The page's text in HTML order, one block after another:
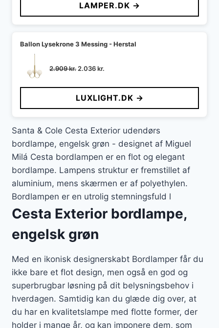
var:
1.399 kr..
er:
952 kr..
LAMPER.DK →
Ballon Lysekrone 3 Messing - Herstal
2.909kr. Den
pris
var:
2.909 kr..
2.036kr.
pris
er:
2.036 kr..
LUXLIGHT.DK →
Santa & Cole Cesta Exterior udendørs
bordlampe, engelsk grøn - designet af Miguel
Milá Cesta bordlampen er en flot og elegant
bordlampe. Lampens struktur er fremstillet af
aluminium, mens skærmen er af polyethylen.
Bordlampen er en utrolig stemningsfuld l
Cesta Exterior bordlampe,
engelsk grøn
Med en ikonisk designerskabt Bordlamper får du
ikke bare et flot design, men også en god og
superbrugbar løsning på dit belysningsbehov i
hverdagen. Samtidig kan du glæde dig over, at
du har en kvalitetslampe med flotte former, der
holder i mange år, og kan imponere dem, som